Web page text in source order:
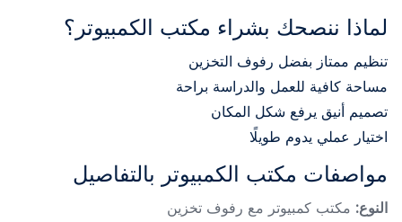
لماذا ننصحك بشراء مكتب الكمبيوتر؟
تنظيم ممتاز بفضل رفوف التخزين
مساحة كافية للعمل والدراسة براحة
تصميم أنيق يرفع شكل المكان
اختيار عملي يدوم طويلًا
مواصفات مكتب الكمبيوتر بالتفاصيل
النوع: مكتب كمبيوتر مع رفوف تخزين